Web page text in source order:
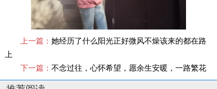
上一篇： 她经历了什么阳光正好微风不燥该来的都在路
上
下一篇： 不念过往，心怀希望，愿余生安暖，一路繁花